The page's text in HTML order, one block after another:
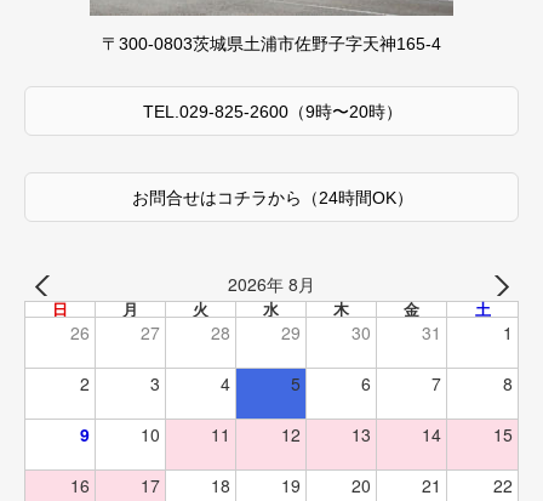
〒300-0803茨城県土浦市佐野子字天神165-4
TEL.029-825-2600（9時〜20時）
お問合せはコチラから （24時間OK）
2026年 8月
日 月 火 水 木 金 土
26 27 28 29 30 31 1
2 3 4 5 6 7 8
9 10 11 12 13 14 15
16 17 18 19 20 21 22